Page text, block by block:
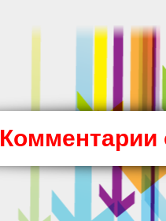
Комментарии